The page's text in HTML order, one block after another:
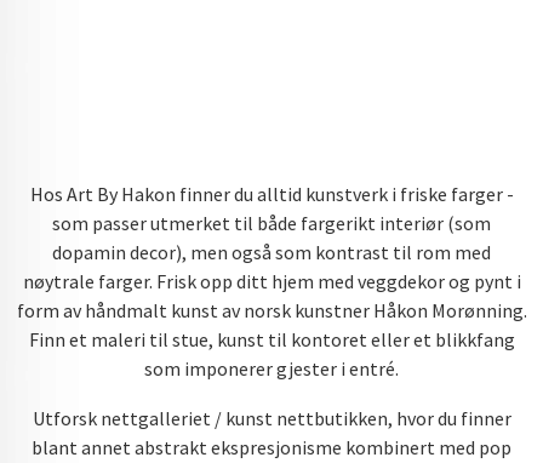
Hos Art By Hakon finner du alltid kunstverk i friske farger -
som passer utmerket til både fargerikt interiør (som
dopamin decor), men også som kontrast til rom med
nøytrale farger. Frisk opp ditt hjem med veggdekor og pynt i
form av håndmalt kunst av norsk kunstner Håkon Morønning.
Finn et maleri til stue, kunst til kontoret eller et blikkfang
som imponerer gjester i entré.
Utforsk nettgalleriet / kunst nettbutikken, hvor du finner
blant annet abstrakt ekspresjonisme kombinert med pop